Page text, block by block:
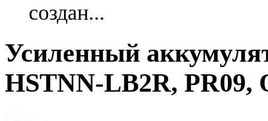
создан...
Усиленный
HSTNN-LB2R, PR09,